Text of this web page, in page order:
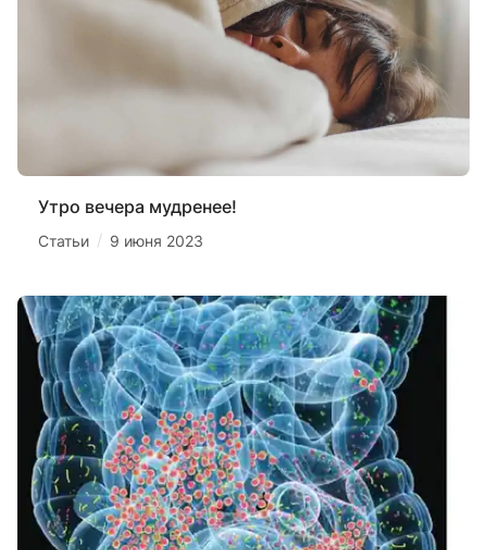
Утро вечера мудренее!
Статьи / 9 июня 2023